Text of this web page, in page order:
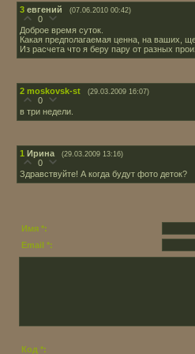
3 евгений (07.06.2010 00:42)
0
Доброе время суток.
Какая предполагаемая ценна, на ваших,
Из расчета что я беру пару от разных
2 moskovsk-st (29.03.2009 16:07)
0
в три недели.
1 Ирина (29.03.2009 13:16)
0
Здравствуйте! А когда будут фото деток?
Имя *:
Email *:
Код *: